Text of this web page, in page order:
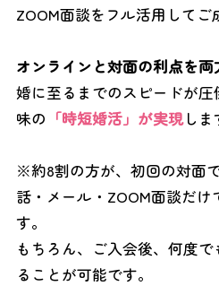
ZOOM面談をフル活用してご
オンラインと対面の利点を
婚に至るまでのスピードが
味の 「時短婚活」が実現しま
※約8割の方が、初回の対面
話・メール・ZOOM面談だけ
す。
もちろん、ご入会後、何度
ることが可能です。